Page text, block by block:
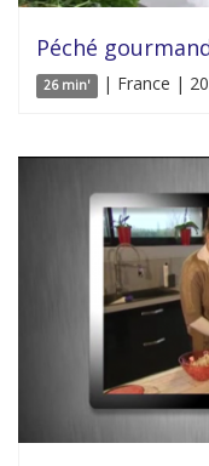
Péché
26 min' | France |